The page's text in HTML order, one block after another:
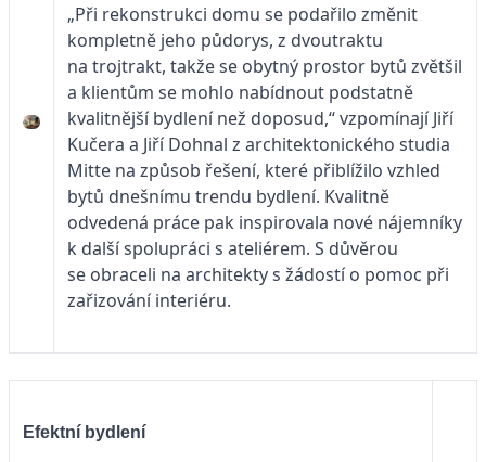
„Při rekonstrukci domu se podařilo změnit
kompletně jeho půdorys, z dvoutraktu
na trojtrakt, takže se obytný prostor bytů zvětšil
a klientům se mohlo nabídnout podstatně
kvalitnější bydlení než doposud,“ vzpomínají Jiří
Kučera a Jiří Dohnal z architektonického studia
Mitte na způsob řešení, které přiblížilo vzhled
bytů dnešnímu trendu bydlení. Kvalitně
odvedená práce pak inspirovala nové nájemníky
k další spolupráci s ateliérem. S důvěrou
se obraceli na architekty s žádostí o pomoc při
zařizování interiéru.
Efektní bydlení